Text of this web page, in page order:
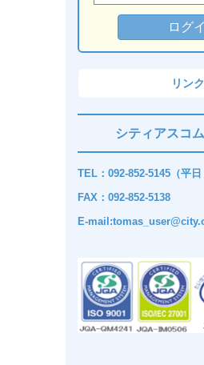
リン
シティアスコ
TEL：092-852-5145（平日
FAX：092-852-5138
E-